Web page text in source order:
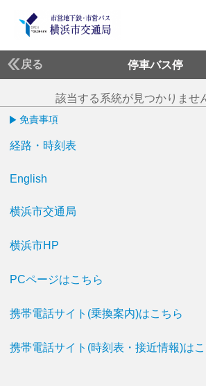
戻る 停車バス停
該当する系統が見つかりませ
免責事項
経路・時刻表
English
横浜市交通局
横浜市HP
PCページはこちら
携帯電話サイト(乗換案内)はこちら
携帯電話サイト(時刻表・接近情報)は